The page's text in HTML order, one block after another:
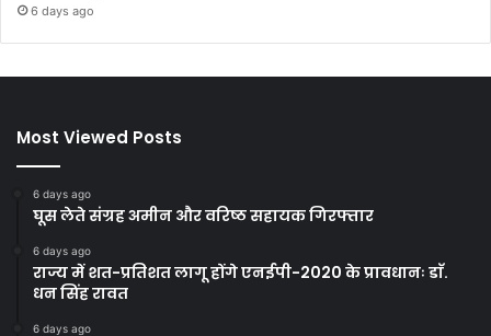
6 days ago
Most Viewed Posts
6 days ago
घूस लेते संग्रह अमीन और वरिष्ठ सहायक गिरफ्तार
6 days ago
राज्य में शत-प्रतिशत लागू होंगे एनईपी-2020 के प्रावधानः डाॅ.
धन सिंह रावत
6 days ago